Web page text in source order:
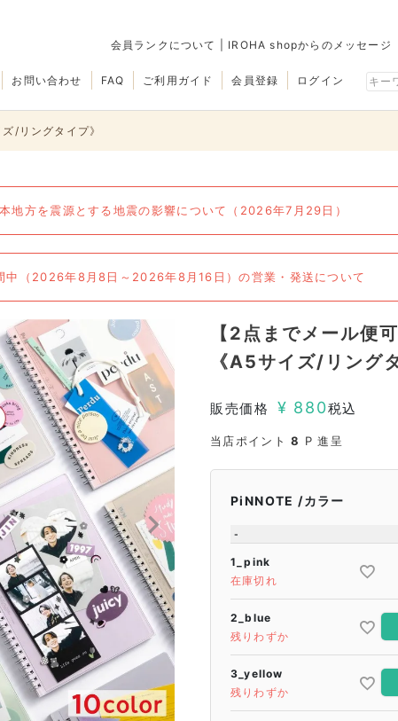
会員ランクについて IROHA shopからのメッセージ
会員登録 ログイン
ご利用ガイド
FAQ
お問い合わせ
/リングタイプ》
地方を震源とする地震の影響について（2026年7月29日）
中（2026年8月8日～2026年8月16日）の営業・発送について
【2点までメール便
《A5サイズ/リング
販売価格 ¥ 880税込
当店ポイント 8 P 進呈
PiNNOTE カラー
-
1_pink
在庫切れ
2_blue
残りわずか
3_yellow
残りわずか